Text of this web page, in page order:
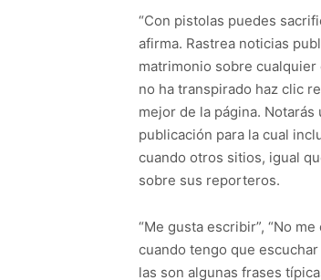
“Con pistolas puedes
afirma. Rastrea noticias
matrimonio sobre
no ha transpirado haz clic
mejor de la página.
publicación para la cual
cuando otros sitios, igual
sobre sus reporteros.
“Me gusta escribir”, “No
cuando tengo que
las son algunas frases